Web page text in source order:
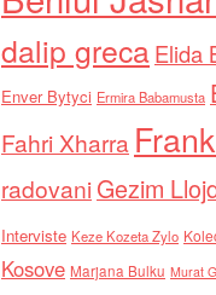
dalip grecaElida
Enver Bytyci Ermira Babamusta
Fahri Xharra
radovaniGezim
Interviste Keze Kozeta Zylo
Kosove Marjana Bulku Murat